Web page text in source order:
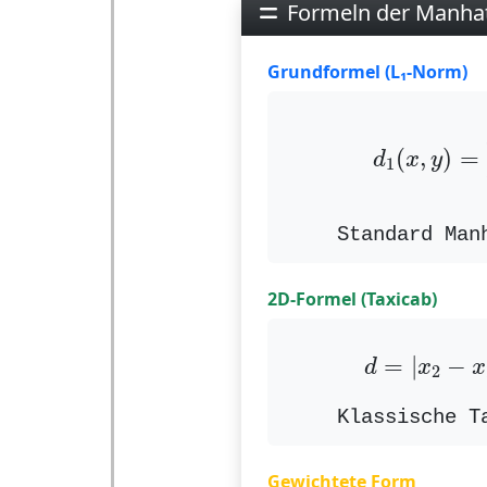
Formeln der
Grundformel (L₁-Norm)
d1 (x, y) =
Standard
2D-Formel (Taxicab)
d = |x2 − x
d x
Klassische
Gewichtete Form